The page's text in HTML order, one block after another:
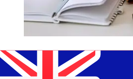
Hur snabb är en LGT
AUD överföring?